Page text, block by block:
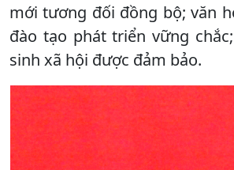
mới tương đối đồng bộ; văn
đào tạo phát triển vững
sinh xã hội được đảm bảo.